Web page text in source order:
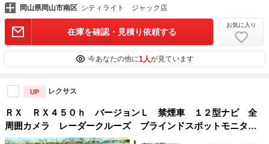
岡山県岡山市南区 シティライト ジャック店
在庫を確認・見積り依頼する
お気に入り
今あなたの他に1人が見ています
UP レクサス
ＲＸ ＲＸ４５０ｈ バージョンＬ 禁煙車 １２型ナビ 全
周囲カメラ レーダークルーズ ブラインドスポットモニタ
ー 三眼ＬＥＤヘッド＆フォグ オートハイビーム パワーバ